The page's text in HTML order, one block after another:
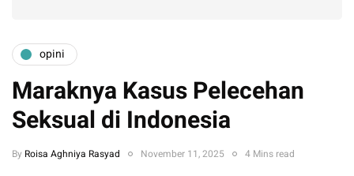
opini
Maraknya Kasus Pelecehan
Seksual di Indonesia
By Roisa Aghniya Rasyad November 11, 2025 4 Mins read